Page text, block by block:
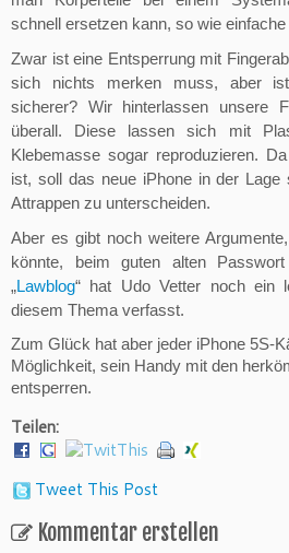
schnell ersetzen kann, so wie
Zwar ist eine Entsperrung mit
sich nichts merken muss, aber
sicherer? Wir hinterlassen unsere
überall. Diese lassen sich mit
Klebemasse sogar reproduzieren.
ist, soll das neue iPhone in der Lage
Attrappen zu unterscheiden.
Aber es gibt noch weitere
könnte, beim guten alten
„Lawblog“ hat Udo Vetter noch ein
diesem Thema verfasst.
Zum Glück hat aber jeder iPhone 5S-
Möglichkeit, sein Handy mit den
entsperren.
Teilen:
Tweet This Post
Kommentar erstellen